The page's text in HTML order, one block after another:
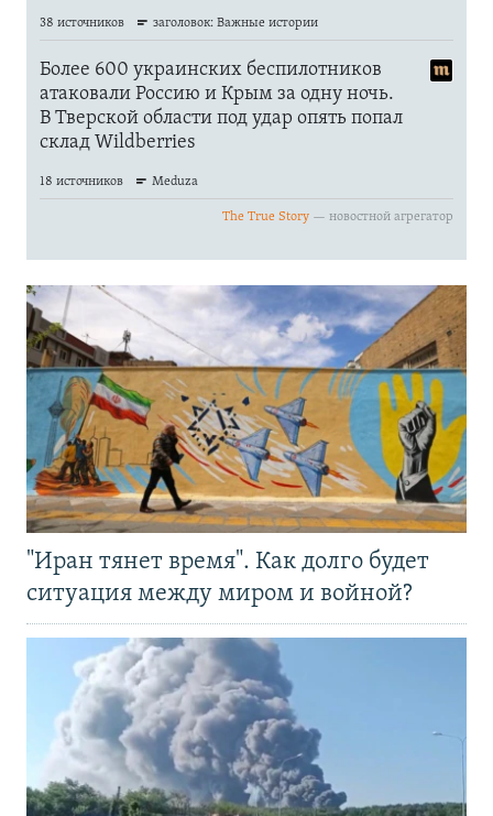
"Иран тянет время". Как долго будет
ситуация между миром и войной?